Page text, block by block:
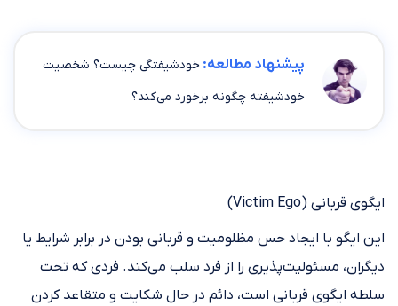
پیشنهاد مطالعه: خودشیفتگی چیست؟ شخصیت
خودشیفته چگونه برخورد می‌کند؟
ایگوی قربانی (Victim Ego)
این ایگو با ایجاد حس مظلومیت و قربانی بودن در برابر شرایط یا
دیگران، مسئولیت‌پذیری را از فرد سلب می‌کند. فردی که تحت
سلطه ایگوی قربانی است، دائم در حال شکایت و متقاعد کردن